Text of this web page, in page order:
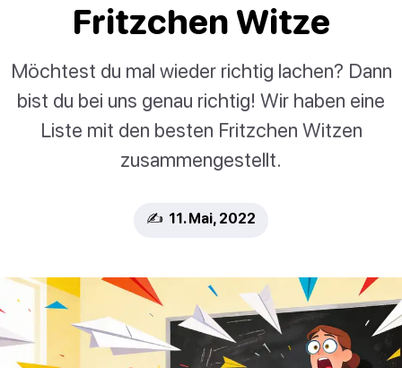
Fritzchen Witze
Möchtest du mal wieder richtig lachen? Dann
bist du bei uns genau richtig! Wir haben eine
Liste mit den besten Fritzchen Witzen
zusammengestellt.
✍️ 11. Mai, 2022